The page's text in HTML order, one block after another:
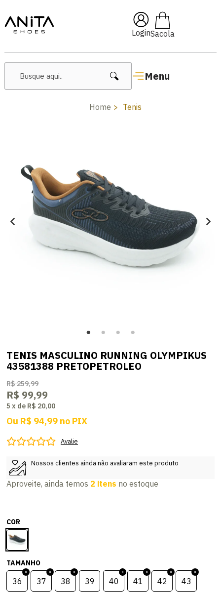
Login
Menu
🔥 Lançamentos Femininos
Home Tenis
TENIS MASCULINO RUNNING OLYMPIKUS
43581388 PRETOPETROLEO
R$ 259,99
R$ 99,99
5 x de R$ 20,00
Ou R$ 94,99 no PIX
Avalie
Nossos clientes ainda não avaliaram este produto
Aproveite, ainda temos 2 itens no estoque
COR
TAMANHO
36 37 38 39 40 41 42 43